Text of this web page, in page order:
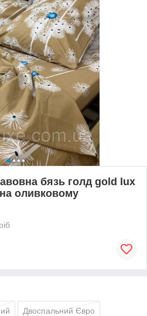
бязь голд gold lux
оливковому
Двоспальний Євро